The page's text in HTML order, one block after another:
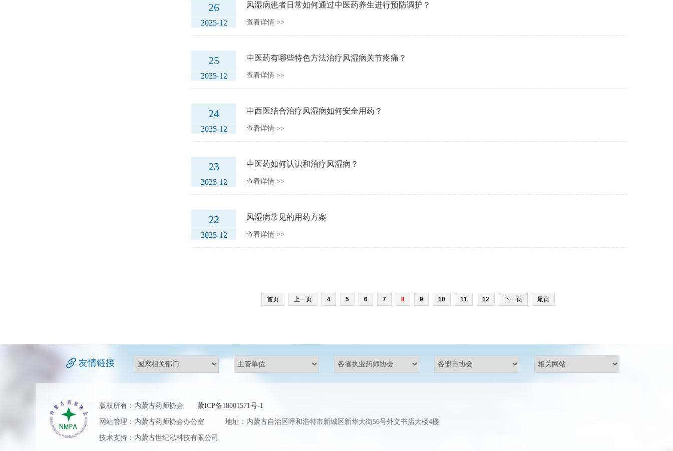
26
2025-12
风湿病患者日常如何通过中医药养生进行预防调护？
查看详情 >>
25
2025-12
中医药有哪些特色方法治疗风湿病关节疼痛？
查看详情 >>
24
2025-12
中西医结合治疗风湿病如何安全用药？
查看详情 >>
23
2025-12
中医药如何认识和治疗风湿病？
查看详情 >>
22
2025-12
风湿病常见的用药方案
查看详情 >>
首页 上一页 4 5 6 7 8 9 10 11 12 下一页 尾页
友情链接
版权所有：内蒙古药师协会 蒙ICP备18001571号-1
网站管理：内蒙古药师协会办公室 地址：内蒙古自治区呼和浩特市新城区新华大街56号外文书店大楼4楼
技术支持：内蒙古世纪泓科技有限公司